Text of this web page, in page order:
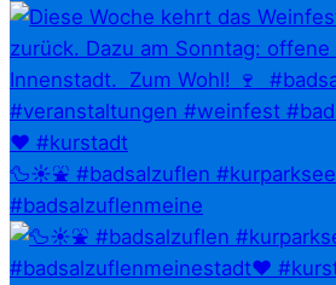
🦆☀️⛲ #badsalzuflen #kurparksee
#badsalzuflenmeine